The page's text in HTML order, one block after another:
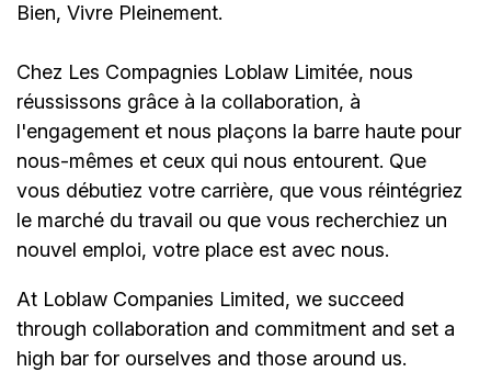
Bien, Vivre Pleinement.
Chez Les Compagnies Loblaw Limitée, nous
réussissons grâce à la collaboration, à
l'engagement et nous plaçons la barre haute pour
nous-mêmes et ceux qui nous entourent. Que
vous débutiez votre carrière, que vous réintégriez
le marché du travail ou que vous recherchiez un
nouvel emploi, votre place est avec nous.
At Loblaw Companies Limited, we succeed
through collaboration and commitment and set a
high bar for ourselves and those around us.